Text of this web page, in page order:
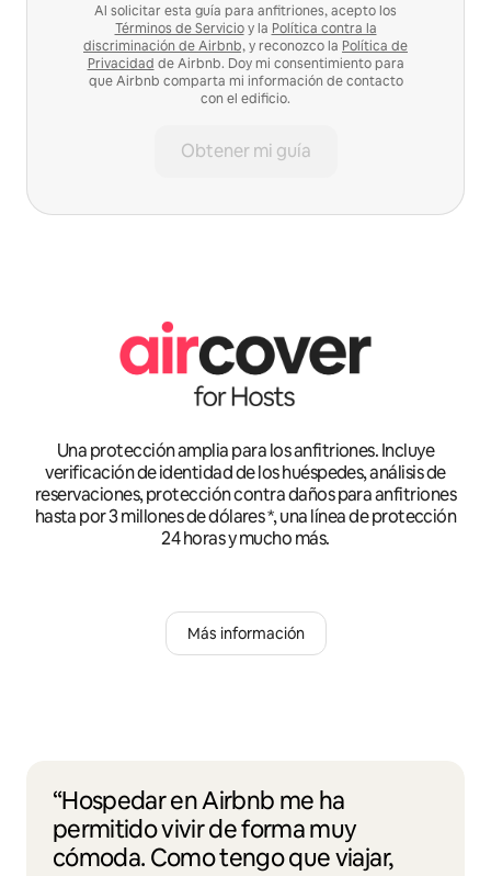
Al solicitar esta guía para anfitriones, acepto los
Términos de Servicioy la Política contra la
discriminación de Airbnb,y reconozco la Política de
Privacidad de Airbnb. Doy mi consentimiento para
que Airbnb comparta mi información de contacto
con el edificio.
Obtener mi guía
Una protección amplia para los anfitriones. Incluye
verificación de identidad de los huéspedes, análisis de
reservaciones, protección contra daños para anfitriones
hasta por 3 millones de dólares *, una línea de protección
24 horas y mucho más.
Más información
“Hospedar en Airbnb me ha
permitido vivir de forma muy
cómoda. Como tengo que viajar,